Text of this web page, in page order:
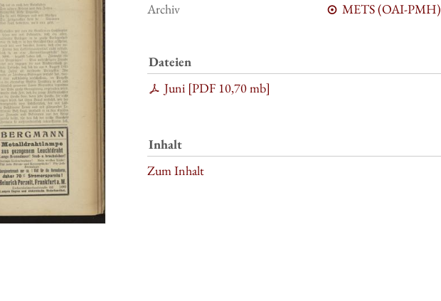
Archiv
METS (OAI-PMH)
Dateien
Juni [PDF10,70 mb]
Inhalt
Zum Inhalt